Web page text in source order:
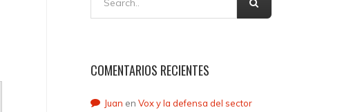
COMENTARIOS RECIENTES
Juan en Vox y la defensa del sector